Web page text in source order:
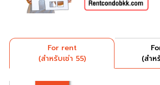
For rent
(สำหรับเช่า 55)
(สำห